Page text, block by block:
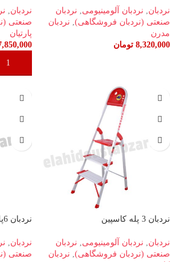
نردبان, نردبان آلومینیومی, نردبان
صنعتی (نردبان فروشگاهی), نردبان
مدرن
8,320,000 تومان
نردبان,
صنعتی
پارتیان
نردبان 3 پله کاسپین
نردبان, نردبان آلومینیومی, نردبان
صنعتی (نردبان فروشگاهی), نردبان
نردبان 6پله بهمن
نردبان,
صنعتی